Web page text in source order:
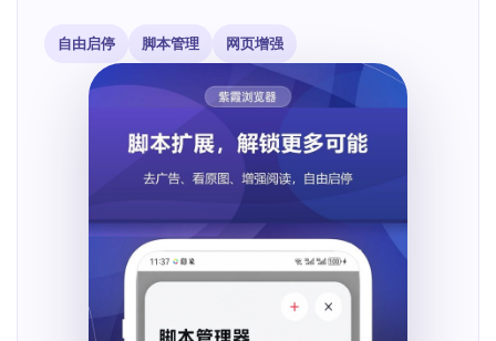
自由启停 脚本管理 网页增强